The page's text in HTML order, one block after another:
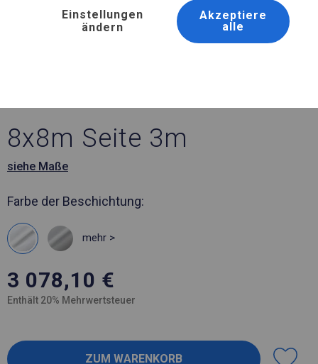
8x8m Seite 3m
siehe Maße
Farbe der Beschichtung:
mehr >
3 078,10 €
Enthält 20% Mehrwertsteuer
Einstellungen
ändern
Akzeptiere
alle